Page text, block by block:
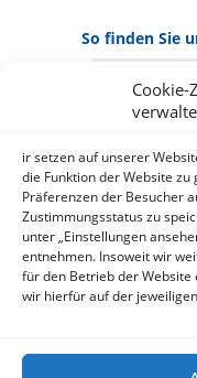
Cookie-
ir setzen auf unserer
die Funktion der Website
Präferenzen der Besucher
Zustimmungsstatus zu
unter „Einstellungen
entnehmen. Insoweit wir
für den Betrieb der Website
wir hierfür auf der
So finden Sie
Bei der
wahr-
(z.B.
https://